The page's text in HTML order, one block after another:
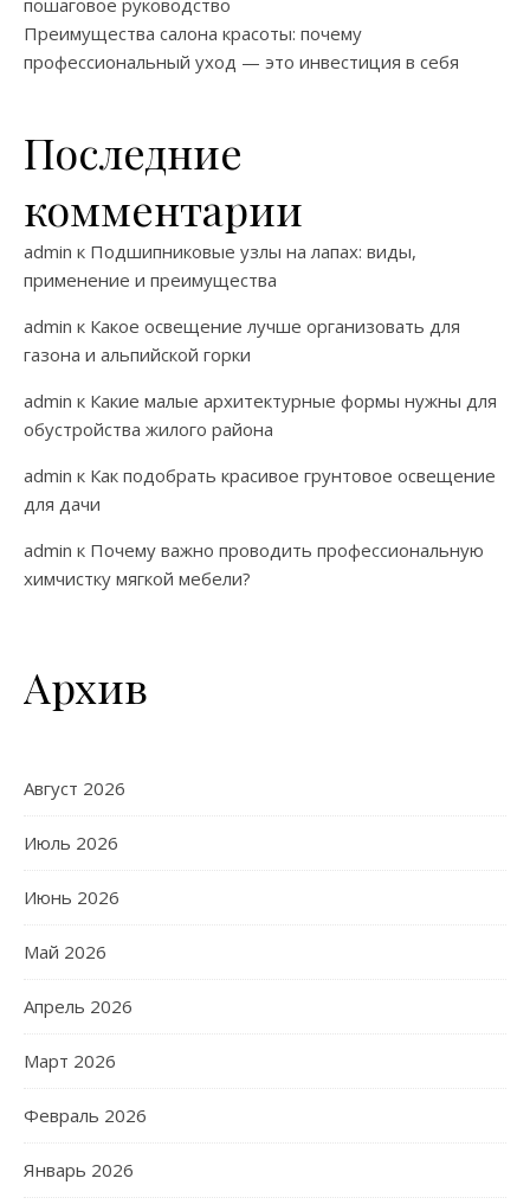
Преимущества салона красоты: почему
профессиональный уход — это инвестиция в себя
Последние
комментарии
admin к Подшипниковые узлы на лапах: виды,
применение и преимущества
admin к Какое освещение лучше организовать для
газона и альпийской горки
admin к Какие малые архитектурные формы нужны для
обустройства жилого района
admin к Как подобрать красивое грунтовое освещение
для дачи
admin к Почему важно проводить профессиональную
химчистку мягкой мебели?
Архив
Август 2026
Июль 2026
Июнь 2026
Май 2026
Апрель 2026
Март 2026
Февраль 2026
Январь 2026